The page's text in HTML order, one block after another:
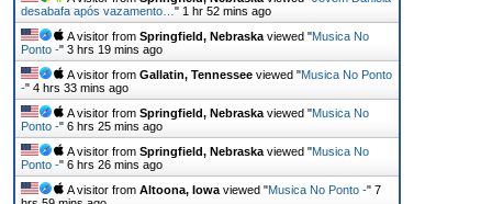
desabafa após vazamento…" 1 hr 52 mins ago
A visitor from Springfield, Nebraskaviewed "Musica No
Ponto -" 3 hrs 19 mins ago
A visitor from Gallatin, Tennessee viewed "Musica No Ponto
-" 4 hrs 33 mins ago
A visitor from Springfield, Nebraskaviewed "Musica No
Ponto -" 6 hrs 25 mins ago
A visitor from Springfield, Nebraskaviewed "Musica No
Ponto -" 6 hrs 26 mins ago
A visitor from Altoona, Iowaviewed "Musica No Ponto -" 7